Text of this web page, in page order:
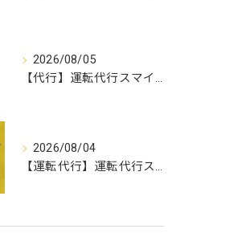
2026/08/05
【代行】運転代行スマイル
2026/08/04
【運転代行】運転代行スマイル